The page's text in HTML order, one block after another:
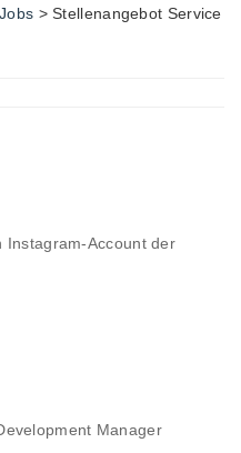
Jobs >Stellenangebot Service
Instagram-Account der
Manager